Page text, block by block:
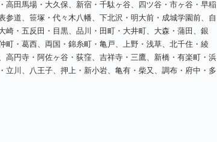
田馬場・大久保、新宿・千駄ヶ谷、四ツ谷・市ヶ谷・早稲
道、笹塚・代々木八幡、下北沢・明大前・成城学園前、自
・五反田・目黒、品川・田町・大井町、大森・蒲田、銀
町・葛西、両国・錦糸町・亀戸、上野・浅草、北千住・綾
円寺・阿佐ヶ谷・荻窪、吉祥寺・三鷹、新橋・有楽町・浜
川、八王子、押上・新小岩、亀有・柴又、調布・府中・多